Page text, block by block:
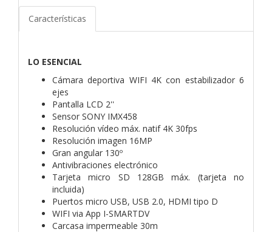
Características
LO ESENCIAL
Cámara deportiva WIFI 4K con estabilizador 6
ejes
Pantalla LCD 2''
Sensor SONY IMX458
Resolución vídeo máx. natif 4K 30fps
Resolución imagen 16MP
Gran angular 130º
Antivibraciones electrónico
Tarjeta micro SD 128GB máx. (tarjeta no
incluida)
Puertos micro USB, USB 2.0, HDMI tipo D
WIFI via App I-SMARTDV
Carcasa impermeable 30m